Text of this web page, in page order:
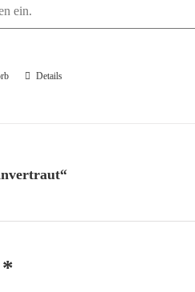
ein.
Details